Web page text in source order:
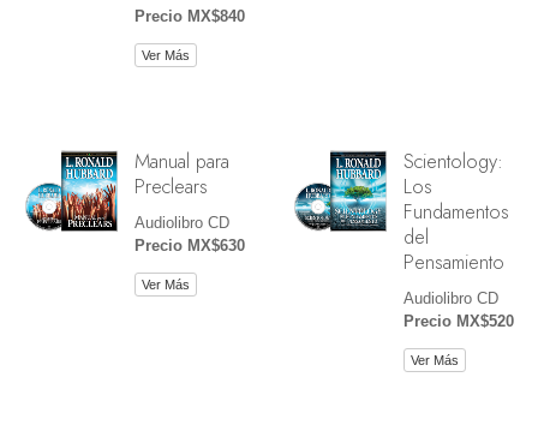
Precio MX$840
Ver Más
Manual para
Preclears
Audiolibro CD
Precio MX$630
Ver Más
Scientology:
Los
Fundamentos
del
Pensamiento
Audiolibro CD
Precio MX$520
Ver Más